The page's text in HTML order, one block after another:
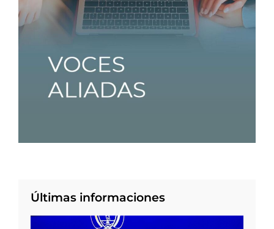
Últimas informaciones